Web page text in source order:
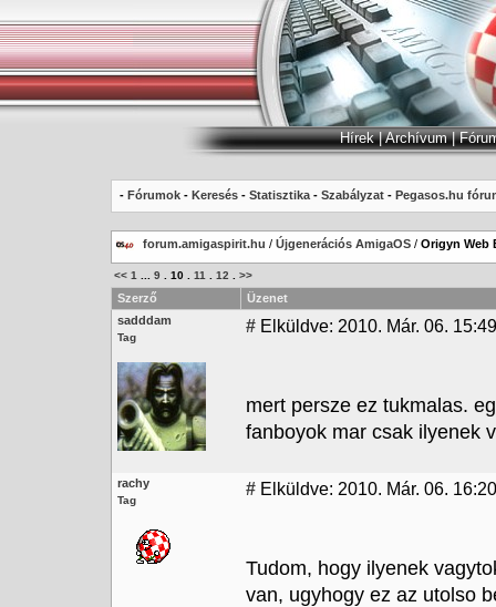
Hírek|Archívum|
- Fórumok - Keresés - Statisztika - Szabályzat - Pegasos.hu
forum.amigaspirit.hu / Újgenerációs AmigaOS / Origyn Web
<< 1 9 10 11 12 >>
Szerző
Üzenet
sadddam
Tag
# Elküldve: 2010. Már. 06. 15:49
mert persze ez tukmalas.
fanboyok mar csak ilyenek
rachy
Tag
# Elküldve: 2010. Már. 06. 16:20
Tudom, hogy ilyenek
van, ugyhogy ez az utolso